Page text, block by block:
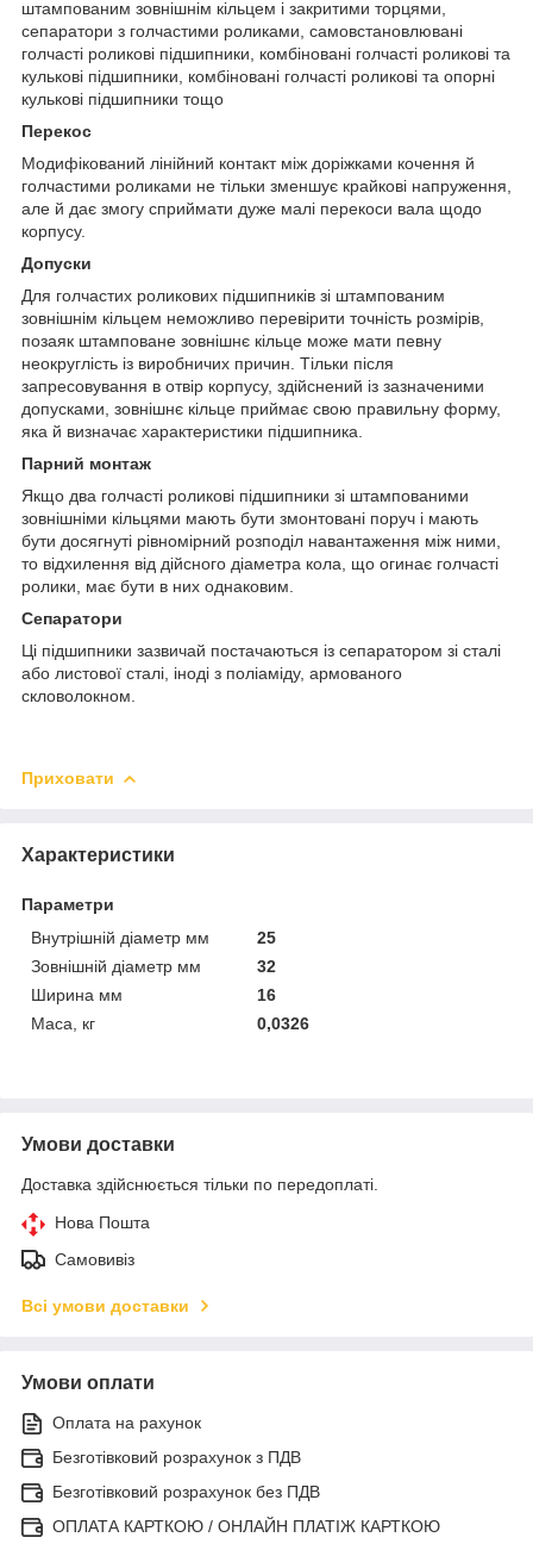
штампованим зовнішнім кільцем і закритими торцями,
сепаратори з голчастими роликами, самовстановлювані
голчасті роликові підшипники, комбіновані голчасті роликові та
кулькові підшипники, комбіновані голчасті роликові та опорні
кулькові підшипники тощо
Перекос
Модифікований лінійний контакт між доріжками кочення й
голчастими роликами не тільки зменшує крайкові напруження,
але й дає змогу сприймати дуже малі перекоси вала щодо
корпусу.
Допуски
Для голчастих роликових підшипників зі штампованим
зовнішнім кільцем неможливо перевірити точність розмірів,
позаяк штамповане зовнішнє кільце може мати певну
неокруглість із виробничих причин. Тільки після
запресовування в отвір корпусу, здійснений із зазначеними
допусками, зовнішнє кільце приймає свою правильну форму,
яка й визначає характеристики підшипника.
Парний монтаж
Якщо два голчасті роликові підшипники зі штампованими
зовнішніми кільцями мають бути змонтовані поруч і мають
бути досягнуті рівномірний розподіл навантаження між ними,
то відхилення від дійсного діаметра кола, що огинає голчасті
ролики, має бути в них однаковим.
Сепаратори
Ці підшипники зазвичай постачаються із сепаратором зі сталі
або листової сталі, іноді з поліаміду, армованого
скловолокном.
Приховати
Характеристики
Параметри
Внутрішній діаметр мм
25
Зовнішній діаметр мм
32
Ширина мм
16
Маса, кг
0,0326
Умови доставки
Доставка здійснюється тільки по передоплаті.
Нова Пошта
Самовивіз
Всі умови доставки
Умови оплати
Оплата на рахунок
Безготівковий розрахунок з ПДВ
Безготівковий розрахунок без ПДВ
ОПЛАТА КАРТКОЮ / ОНЛАЙН ПЛАТІЖ КАРТКОЮ